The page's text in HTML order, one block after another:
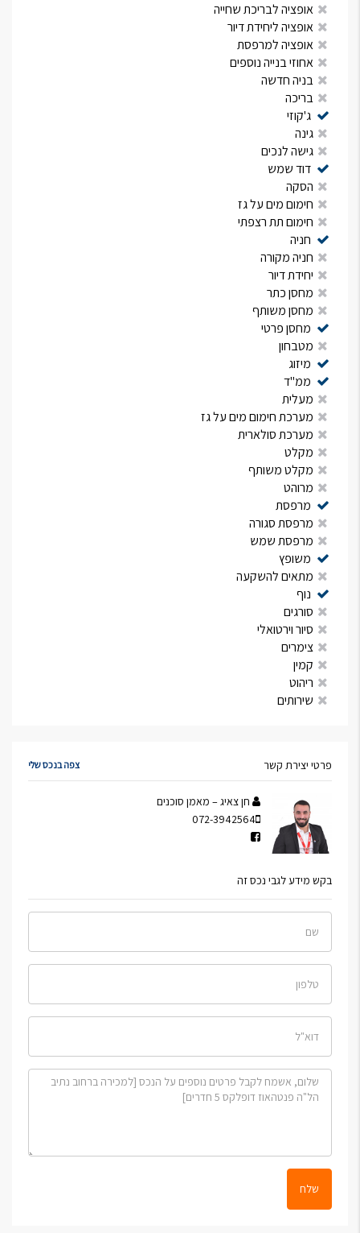
אופציה לבריכת שחייה
אופציה ליחידת דיור
אופציה למרפסת
אחוזי בנייה נוספים
בניה חדשה
בריכה
ג'קוזי
גינה
גישה לנכים
דוד שמש
הסקה
חימום מים על גז
חימום תת רצפתי
חניה
חניה מקורה
יחידת דיור
מחסן כתר
מחסן משותף
מחסן פרטי
מטבחון
מיזוג
ממ"ד
מעלית
מערכת חימום מים על גז
מערכת סולארית
מקלט
מקלט משותף
מרוהט
מרפסת
מרפסת סגורה
מרפסת שמש
משופץ
מתאים להשקעה
נוף
סורגים
סיור וירטואלי
צימרים
קמין
ריהוט
שירותים
פרטי יצירת קשר צפה בנכס שלי
חן צאיג – מאמן סוכנים
072-3942564
בקש מידע לגבי נכס זה
שלח